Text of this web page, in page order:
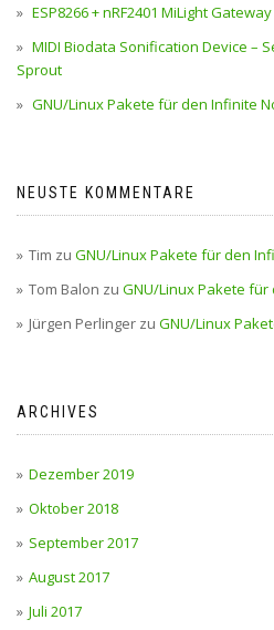
ESP8266 + nRF2401 MiLight
MIDI Biodata Sonification Device –
Sprout
GNU/Linux Pakete für den Infinite
NEUSTE KOMMENTARE
Tim zu GNU/Linux Pakete für den
Tom Balon zu GNU/Linux Pakete für
Jürgen Perlinger zu GNU/Linux
ARCHIVES
Dezember 2019
Oktober 2018
September 2017
August 2017
Juli 2017